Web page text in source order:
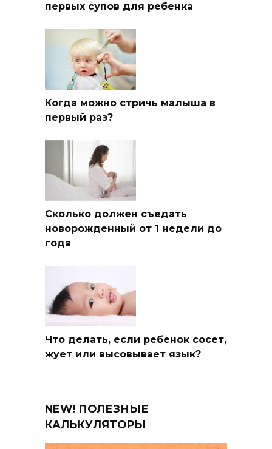
первых супов для ребенка
Когда можно стричь малыша в
первый раз?
Сколько должен съедать
новорожденный от 1 недели до
года
Что делать, если ребенок сосет,
жует или высовывает язык?
NEW! ПОЛЕЗНЫЕ
КАЛЬКУЛЯТОРЫ